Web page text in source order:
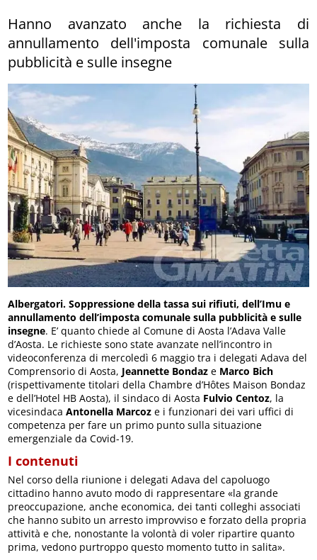
Hanno avanzato anche la richiesta di
annullamento dell'imposta comunale sulla
pubblicità e sulle insegne
Albergatori. Soppressione della tassa sui rifiuti, dell’Imu e
annullamento dell’imposta comunale sulla pubblicità e sulle
insegne. E’ quanto chiede al Comune di Aosta l’Adava Valle
d’Aosta. Le richieste sono state avanzate nell’incontro in
videoconferenza di mercoledì 6 maggio tra i delegati Adava del
Comprensorio di Aosta, Jeannette Bondaz e Marco Bich
(rispettivamente titolari della Chambre d’Hôtes Maison Bondaz
e dell’Hotel HB Aosta), il sindaco di Aosta Fulvio Centoz, la
vicesindacaAntonella Marcoz e i funzionari dei vari uffici di
competenza per fare un primo punto sulla situazione
emergenziale da Covid-19.
I contenuti
Nel corso della riunione i delegati Adava del capoluogo
cittadino hanno avuto modo di rappresentare «la grande
preoccupazione, anche economica, dei tanti colleghi associati
che hanno subito un arresto improvviso e forzato della propria
attività e che, nonostante la volontà di voler ripartire quanto
prima, vedono purtroppo questo momento tutto in salita».